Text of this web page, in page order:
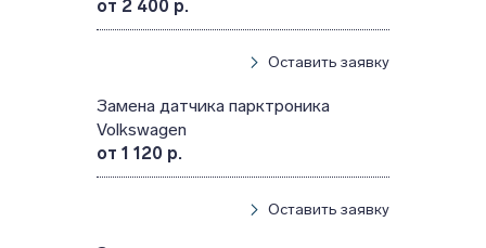
от 2 400 р.
Оставить заявку
Замена датчика парктроника
Volkswagen
от 1 120 р.
Оставить заявку